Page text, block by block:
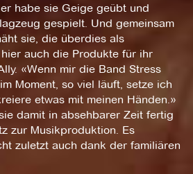
habe sie Geige geübt und
gespielt. Und gemeinsam
sie, die überdies als
auch die Produkte für ihr
«Wenn mir die Band Stress
Moment, so viel läuft, setze ich
etwas mit meinen Händen.»
damit in absehbarer Zeit fertig
zur Musikproduktion. Es
zuletzt auch dank der familiären